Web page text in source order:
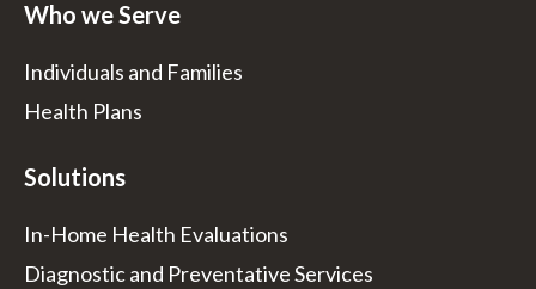
Who we Serve
Individuals and Families
Health Plans
Solutions
In-Home Health Evaluations
Diagnostic and Preventative Services